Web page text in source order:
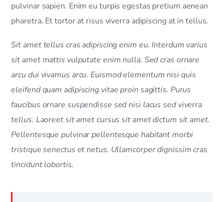
pulvinar sapien. Enim eu turpis egestas pretium aenean
pharetra. Et tortor at risus viverra adipiscing at in tellus.
Sit amet tellus cras adipiscing enim eu. Interdum varius
sit amet mattis vulputate enim nulla. Sed cras ornare
arcu dui vivamus arcu. Euismod elementum nisi quis
eleifend quam adipiscing vitae proin sagittis. Purus
faucibus ornare suspendisse sed nisi lacus sed viverra
tellus. Laoreet sit amet cursus sit amet dictum sit amet.
Pellentesque pulvinar pellentesque habitant morbi
tristique senectus et netus. Ullamcorper dignissim cras
tincidunt lobortis.